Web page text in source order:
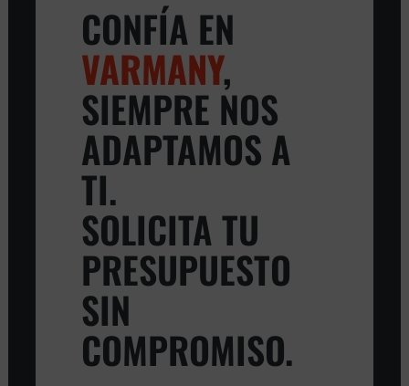
CONFÍA EN
VARMANY,
SIEMPRE NOS
ADAPTAMOS A
TI.
SOLICITA TU
PRESUPUESTO
SIN
COMPROMISO.